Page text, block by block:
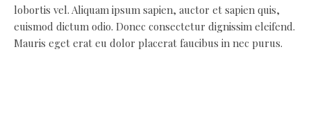
lobortis vel. Aliquam ipsum sapien, auctor et sapien quis,
euismod dictum odio. Donec consectetur dignissim eleifend.
Mauris eget erat eu dolor placerat faucibus in nec purus.